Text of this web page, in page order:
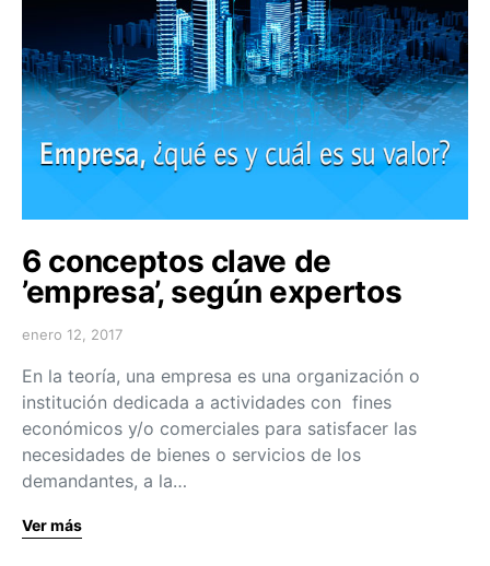
6 conceptos clave de
’empresa’, según expertos
enero 12, 2017
En la teoría, una empresa es una organización o
institución dedicada a actividades con fines
económicos y/o comerciales para satisfacer las
necesidades de bienes o servicios de los
demandantes, a la…
Ver más